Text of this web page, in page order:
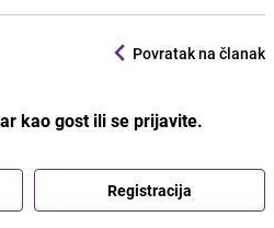
Povratak na članak
kao gost ili se prijavite.
Registracija